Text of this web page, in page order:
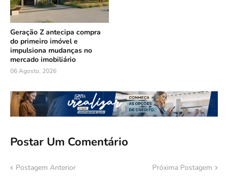
Geração Z antecipa compra
do primeiro imóvel e
impulsiona mudanças no
mercado imobiliário
06 Agosto, 2026
Postar Um Comentário
Postagem Anterior Próxima Postagem